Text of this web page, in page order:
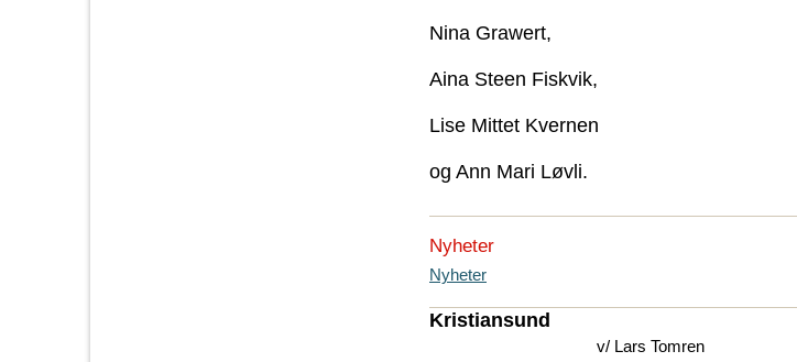
Nina Grawert,
Aina Steen Fiskvik,
Lise Mittet Kvernen
og Ann Mari Løvli.
Nyheter
Nyheter
Kristiansund
v/ Lars Tomren